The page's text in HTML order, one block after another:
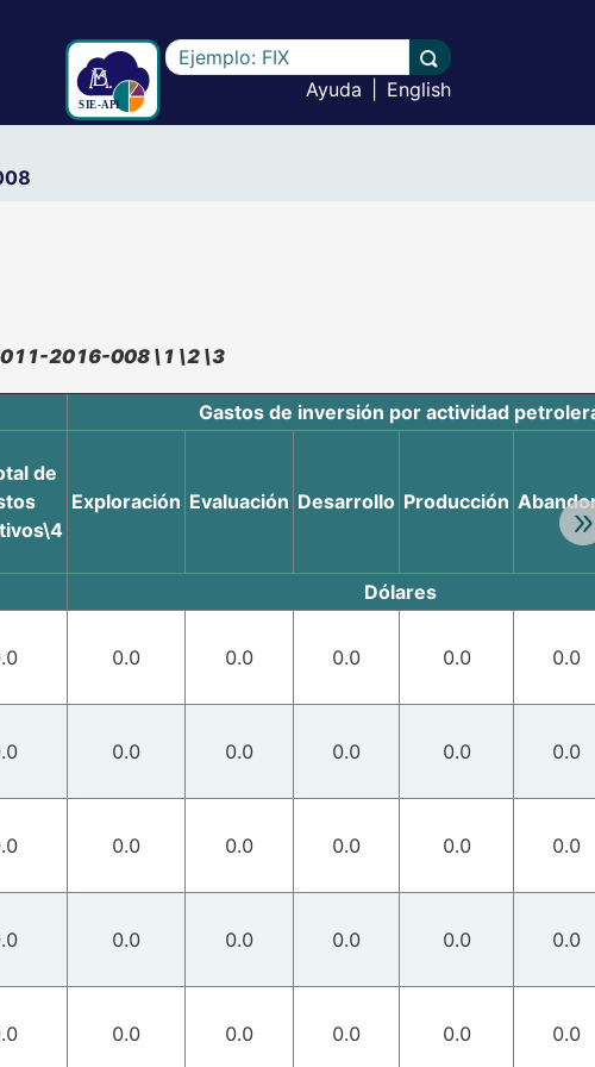
Escriba el texto a buscar
Llevar a cabo la
Ayuda
English
2016-008 \1 \2 \3
Gastos de inversión por actividad
de
Exploración Evaluación Desarrollo Producción
Dólares
0.0 0.0 0.0 0.0 0.0
0.0 0.0 0.0 0.0 0.0
0.0 0.0 0.0 0.0 0.0
0.0 0.0 0.0 0.0 0.0
0.0 0.0 0.0 0.0 0.0